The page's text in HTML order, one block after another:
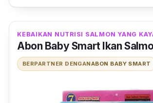
Tak hanya itu saja, kemasannya
praktis yaitu menggunakanZip
tidak mudah tumpah.Abon BonCo
atas yang sudah MPASI, anak-
KEBAIKAN NUTRISI SALMON YANG
Abon Baby Smart Ikan
BERPARTNER DENGANABON BABY SMART